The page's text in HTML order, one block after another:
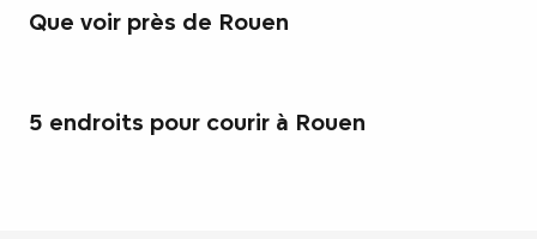
Que voir près de Rouen
5 endroits pour courir à Rouen